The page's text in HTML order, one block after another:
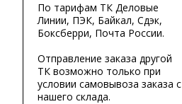
По тарифам ТК Деловые
Линии, ПЭК, Байкал, Сдэк,
Боксберри, Почта России.
Отправление заказа другой
ТК возможно только при
условии самовывоза заказа с
нашего склада.